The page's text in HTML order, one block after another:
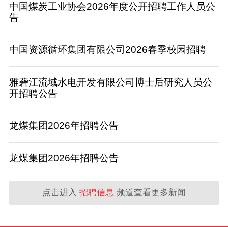
中国煤炭工业协会2026年度公开招聘工作人员公
告
中国资源循环集团有限公司2026春季校园招聘
雅砻江流域水电开发有限公司博士后研究人员公
开招聘公告
龙煤集团2026年招聘公告
龙煤集团2026年招聘公告
点击进入 招聘信息 频道查看更多新闻